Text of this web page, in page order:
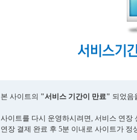
본 사이트의 "서비스 기간이 만료" 되었음
사이트를 다시 운영하시려면, 서비스 연장
연장 결제 완료 후 5분 이내로 사이트가 정